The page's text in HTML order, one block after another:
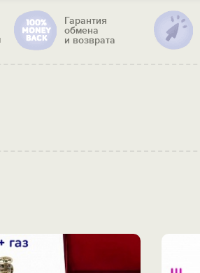
Гарантия
обмена
и возврата